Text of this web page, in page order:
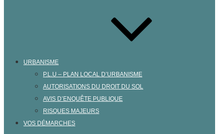
URBANISME
P.L.U – PLAN LOCAL D’URBANISME
AUTORISATIONS DU DROIT DU SOL
AVIS D’ENQUÊTE PUBLIQUE
RISQUES MAJEURS
VOS DÉMARCHES